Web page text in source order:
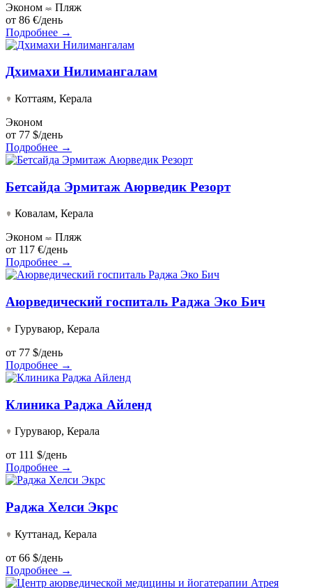
Эконом
Пляж
от 86 €/день
Подробнее →
Дхимахи Нилимангалам
Коттаям, Керала
Эконом
от 77 $/день
Подробнее →
Бетсайда Эрмитаж Аюрведик Резорт
Ковалам, Керала
Эконом
Пляж
от 117 €/день
Подробнее →
Аюрведический госпиталь Раджа Эко Бич
Гуруваюр, Керала
от 77 $/день
Подробнее →
Клиника Раджа Айленд
Гуруваюр, Керала
от 111 $/день
Подробнее →
Раджа Хелси Экрс
Куттанад, Керала
от 66 $/день
Подробнее →